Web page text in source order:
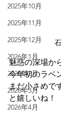
2025年10月
2025年11月
2025年12月
2026年1月
2026年2月
2026年3月
2026年4月
魅惑の深場か
今年初のラベ
まだ小さめで
と嬉しいね！